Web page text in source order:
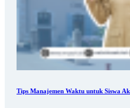
Tips Manajemen Waktu untuk Siswa